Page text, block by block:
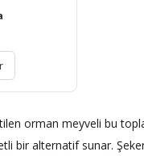
orman meyveli bu
bir alternatif sunar.